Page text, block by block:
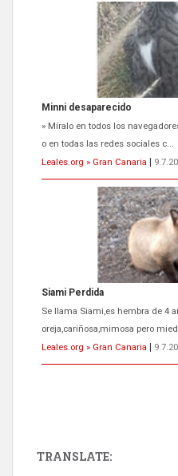
Siami Perdida
Se llama Siami,es hembra de 4
oreja,cariñosa,mimosa pero
Leales.org » Gran Canaria
ADOPCIÓN URGENTE GATA
El ayuntamiento se va a llevar a
próximos días, ella incluida...
Leales.org » Gran Canaria
TRANSLATE: